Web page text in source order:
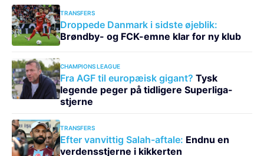
TRANSFERS
Droppede Danmark i sidste øjeblik:
Brøndby- og FCK-emne klar for ny klub
CHAMPIONS LEAGUE
Fra AGF til europæisk gigant? Tysk
legende peger på tidligere Superliga-
stjerne
TRANSFERS
Efter vanvittig Salah-aftale: Endnu en
verdensstjerne i kikkerten